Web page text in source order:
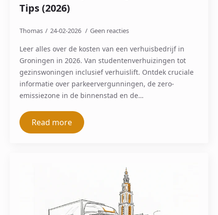
Tips (2026)
Thomas 24-02-2026 Geen reacties
Leer alles over de kosten van een verhuisbedrijf in
Groningen in 2026. Van studentenverhuizingen tot
gezinswoningen inclusief verhuislift. Ontdek cruciale
informatie over parkeervergunningen, de zero-
emissiezone in de binnenstad en de…
Read more